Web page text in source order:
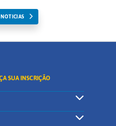
SUA INSCRIÇÃO